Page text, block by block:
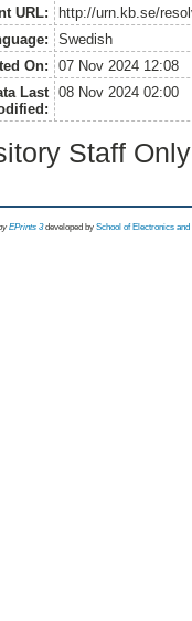
URL:
http://urn.kb.se/
Swedish
On:
07 Nov 2024 12:08
Last
08 Nov 2024 02:00
Staff
EPrints 3 developed by School of Electronics